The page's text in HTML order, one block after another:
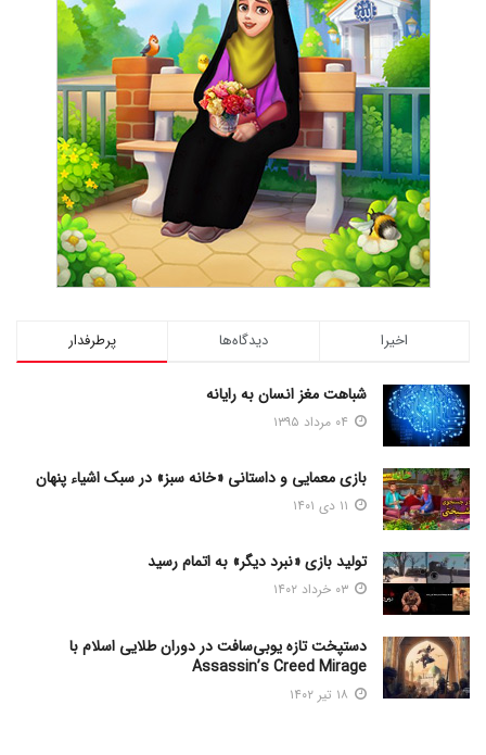
پرطرفدار دیدگاه‌ها اخیرا
شباهت مغز انسان به رایانه
بازی معمایی و داستانی «خانه سبز» در سبک اشیاء پنهان
تولید بازی «نبرد دیگر» به اتمام رسید
دستپخت تازه یوبی‌سافت در دوران طلایی اسلام با
Assassin’s Creed Mirage